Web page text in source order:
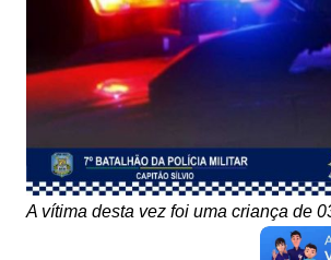
A vítima desta vez foi uma criança de